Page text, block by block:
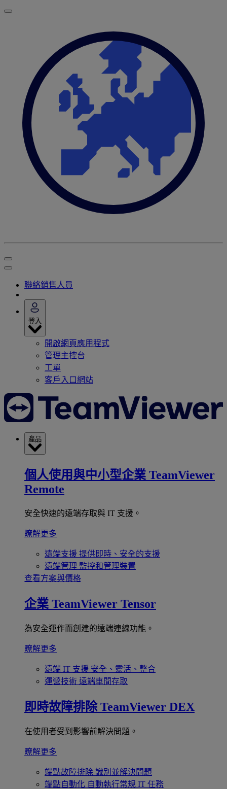
聯絡銷售人員
登入
開啟網頁應用程式
管理主控台
工單
客戶入口網站
產品
個人使用與中小型企業 TeamViewer
Remote
安全快速的遠端存取與 IT 支援。
瞭解更多
遠端支援 提供即時、安全的支援
遠端管理 監控和管理裝置
查看方案與價格
企業 TeamViewer Tensor
為安全運作而創建的遠端連線功能。
瞭解更多
遠端 IT 支援 安全、靈活、整合
運營技術 遠端車間存取
即時故障排除 TeamViewer DEX
在使用者受到影響前解決問題。
瞭解更多
端點故障排除 識別並解決問題
端點自動化 自動執行常規 IT 任務